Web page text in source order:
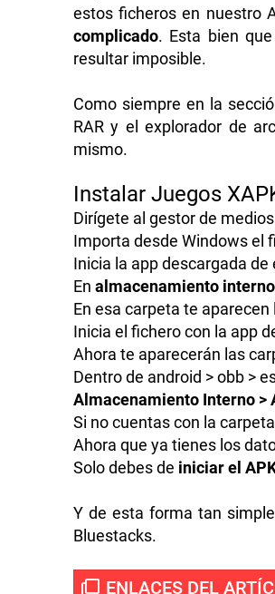
estos ficheros en nuestro
complicado. Esta bien
resultar imposible.
Como siempre en la
RAR y el explorador de
mismo.
Instalar Juegos
Dirígete al gestor de
Importa desde Windows el
Inicia la app descargada
En almacenamiento interno
En esa carpeta te
Inicia el fichero con la app
Ahora te aparecerán las
Dentro de android > obb >
Almacenamiento Interno >
Si no cuentas con la
Ahora que ya tienes los
Solo debes de iniciar el
Y de esta forma tan
Bluestacks.